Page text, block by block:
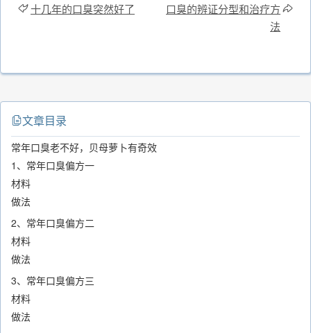
十几年的口臭突然好了
口臭的辨证分型和治疗方
法
文章目录
常年口臭老不好，贝母萝卜有奇效
1、常年口臭偏方一
材料
做法
2、常年口臭偏方二
材料
做法
3、常年口臭偏方三
材料
做法